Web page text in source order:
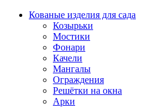
Кованые изделия для сада
Козырьки
Мостики
Фонари
Качели
Мангалы
Ограждения
Решётки на окна
Арки